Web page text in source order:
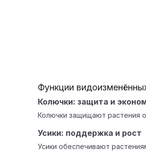
Функции
Колючки: защита и
Колючки защищают растения
Усики: поддержка и рост
Усики обеспечивают